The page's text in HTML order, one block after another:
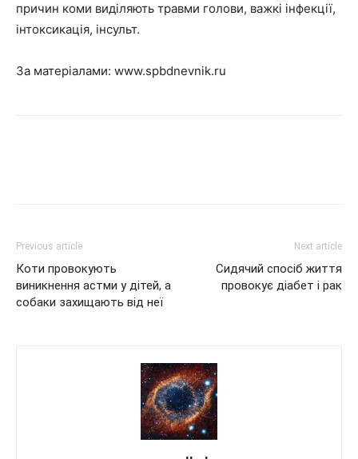
причин коми виділяють травми голови, важкі інфекції,
інтоксикація, інсульт.
За матеріалами: www.spbdnevnik.ru
Previous article
Коти провокують
виникнення астми у дітей, а
собаки захищають від неї
Next article
Сидячий спосіб життя
провокує діабет і рак